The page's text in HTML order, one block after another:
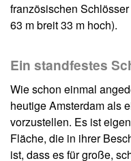
französischen
63 m breit 33 m hoch).
Ein standfestes
Wie schon einmal
heutige Amsterdam als
vorzustellen. Es ist
Fläche, die in ihrer
ist, dass es für große,